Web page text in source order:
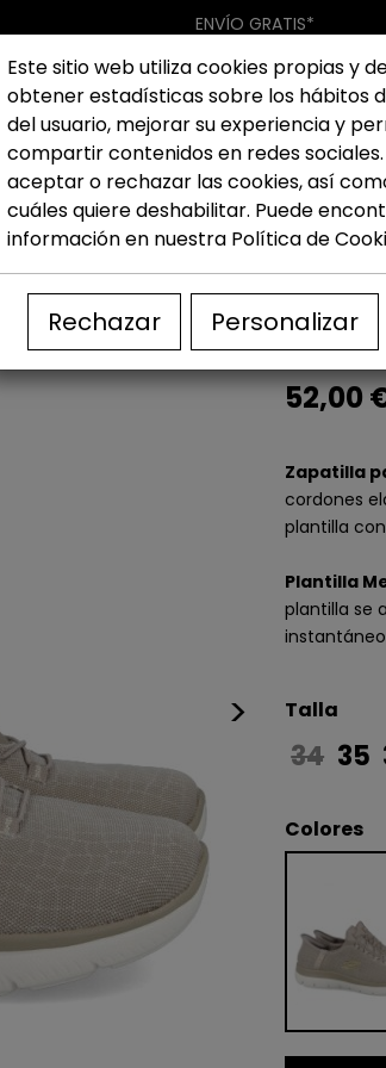
ENVÍO GRATIS*
Hombre Niño Nueva colección
Outlet Zapatillas mujer Outlet
>
52,00
Zapatilla
cordones
plantilla
Plantilla
plantilla se
Talla
34 35
Colores
Este sitio web utiliza cookies propias y
obtener estadísticas sobre los hábitos
del usuario, mejorar su experiencia y
compartir contenidos en redes
aceptar o rechazar las cookies, así
cuáles quiere deshabilitar. Puede
información en nuestra Política de
Rechazar Personalizar